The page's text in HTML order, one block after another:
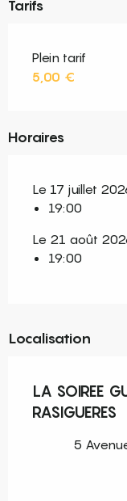
Tarifs
Plein tarif
5,00 €
Horaires
Le 17 juillet
19:00
Le 21 août
19:00
Localisation
LA SOIREE
RASIGUERES
5